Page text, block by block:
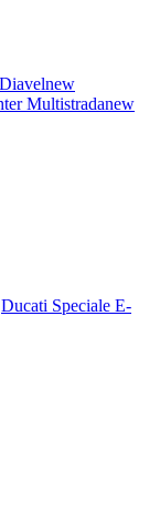
new
Multistradanew
Ducati Speciale E-